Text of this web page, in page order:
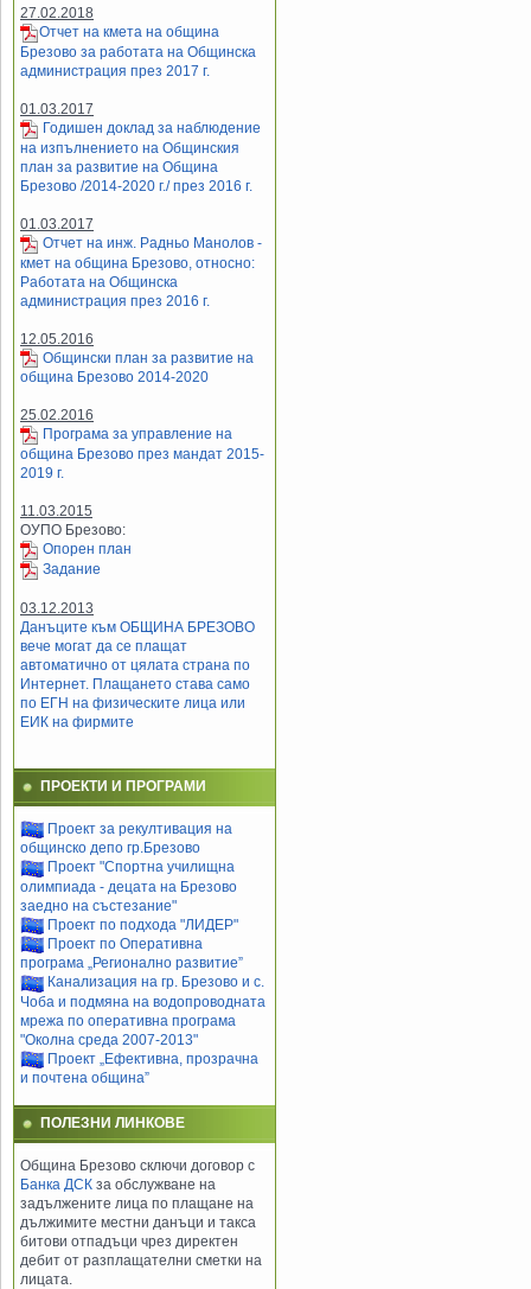
27.02.2018
Отчет на кмета на община
Брезово за работата на Общинска
администрация през 2017 г.
01.03.2017
Годишен доклад за наблюдение
на изпълнението на Общинския
план за развитие на Община
Брезово /2014-2020 г./ през 2016 г.
01.03.2017
Отчет на инж. Радньо Манолов -
кмет на община Брезово, относно:
Работата на Общинска
администрация през 2016 г.
12.05.2016
Общински план за развитие на
община Брезово 2014-2020
25.02.2016
Програма за управление на
община Брезово през мандат 2015-
2019 г.
11.03.2015
ОУПO Брезово:
Опорен план
Задание
03.12.2013
Данъците към ОБЩИНА БРЕЗОВО
вече могат да се плащат
автоматично от цялата страна по
Интернет. Плащането става само
по ЕГН на физическите лица или
ЕИК на фирмите
ПРОЕКТИ И ПРОГРАМИ
Проект за рекултивация на
общинско депо гр.Брезово
Проект "Спортна училищна
олимпиада - децата на Брезово
заедно на състезание"
Проект по подхода "ЛИДЕР"
Проект по Оперативна
програма „Регионално развитие”
Канализация на гр. Брезово и с.
Чоба и подмяна на водопроводната
мрежа по оперативна програма
"Околна среда 2007-2013"
Проект „Ефективна, прозрачна
и почтена община”
ПОЛЕЗНИ ЛИНКОВЕ
Община Брезово сключи договор с
Банка ДСК за обслужване на
задължените лица по плащане на
дължимите местни данъци и такса
битови отпадъци чрез директен
дебит от разплащателни сметки на
лицата.